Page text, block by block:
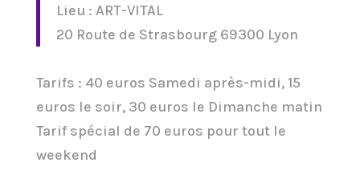
Lieu : ART-VITAL
20 Route de Strasbourg 69300 Lyon
Tarifs : 40 euros Samedi après-midi, 15
euros le soir, 30 euros le Dimanche matin
Tarif spécial de 70 euros pour tout le
weekend